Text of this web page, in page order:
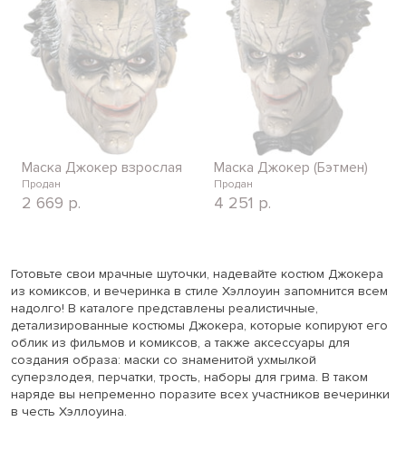
Готовьте свои мрачные шуточки, надевайте костюм Джокера
из комиксов, и вечеринка в стиле Хэллоуин запомнится всем
надолго! В каталоге представлены реалистичные,
детализированные костюмы Джокера, которые копируют его
облик из фильмов и комиксов, а также аксессуары для
создания образа: маски со знаменитой ухмылкой
суперзлодея, перчатки, трость, наборы для грима. В таком
наряде вы непременно поразите всех участников вечеринки
в честь Хэллоуина.
Маска Джокер взрослая
Продан
2 669 р.
Маска Джокер (Бэтмен)
Продан
4 251 р.